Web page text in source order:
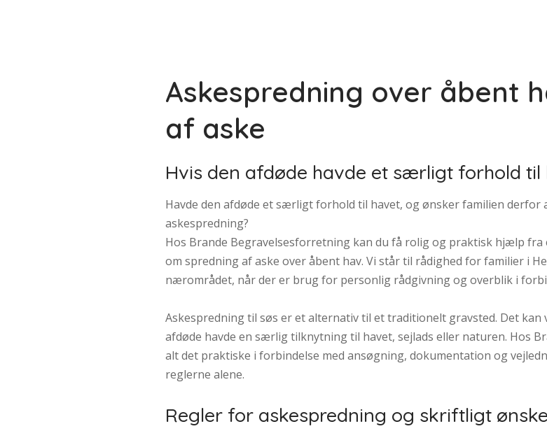
Askespredning over åbent
af aske
Hvis den afdøde havde et særligt forhold til
Havde den afdøde et særligt forhold til havet, og ønsker familien
askespredning?
Hos Brande Begravelsesforretning kan du få rolig og praktisk hjælp fra
om spredning af aske over åbent hav. Vi står til rådighed for familier i
nærområdet, når der er brug for personlig rådgivning og overblik i
Askespredning til søs er et alternativ til et traditionelt gravsted. Det
afdøde havde en særlig tilknytning til havet, sejlads eller naturen. Hos
alt det praktiske i forbindelse med ansøgning, dokumentation og
reglerne alene.
Regler for askespredning og skriftligt ønske